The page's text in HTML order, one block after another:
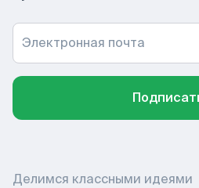
Электронная почта
Делимся классными идеями